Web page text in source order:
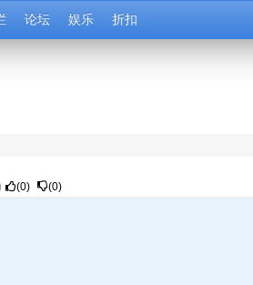
论坛 娱乐 折扣
(0) (0)